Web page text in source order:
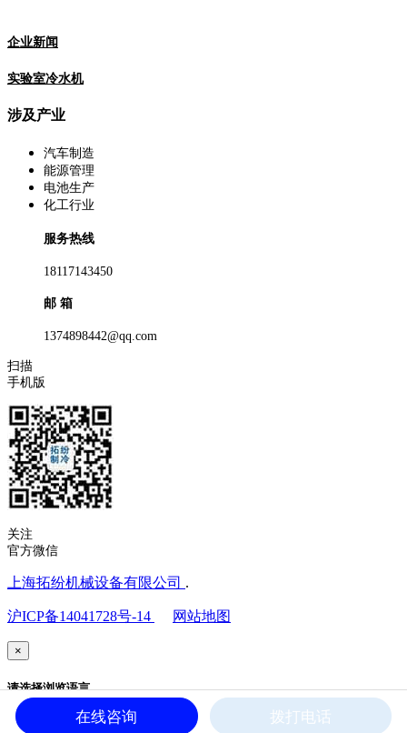
企业新闻
实验室冷水机
涉及产业
汽车制造
能源管理
电池生产
化工行业
服务热线
18117143450
邮 箱
1374898442@qq.com
扫描
手机版
关注
官方微信
上海拓纷机械设备有限公司 .
沪ICP备14041728号-14 网站地图
×
请选择浏览语言
在线咨询 拨打电话